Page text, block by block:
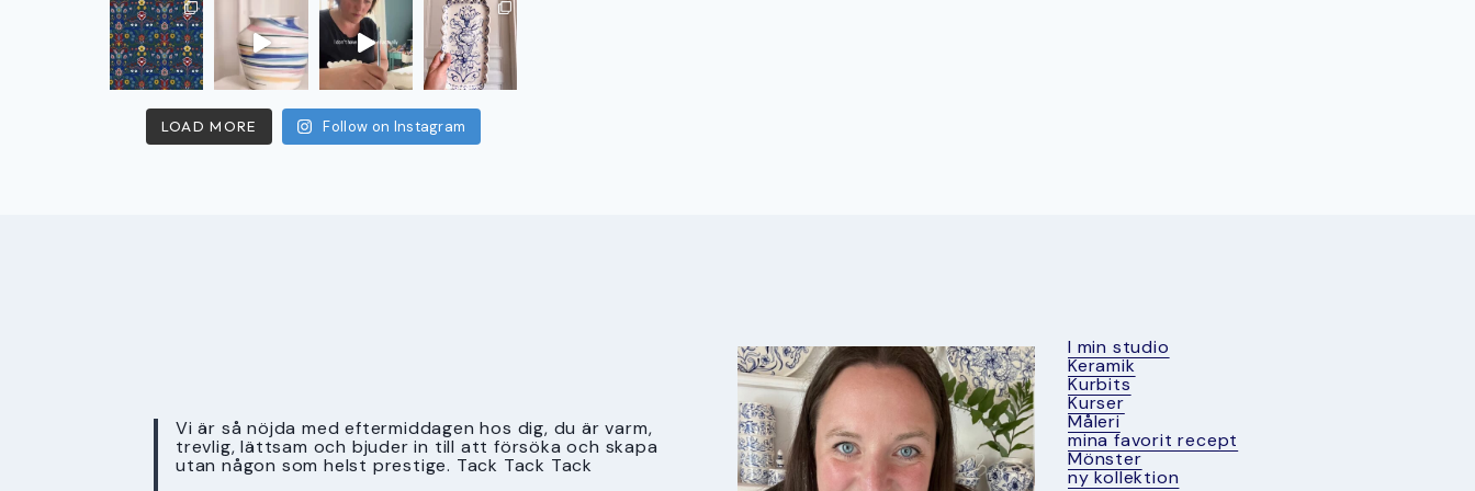
LOAD MORE Follow on Instagram
Vi är så nöjda med eftermiddagen hos dig, du är varm,
trevlig, lättsam och bjuder in till att försöka och skapa
utan någon som helst prestige. Tack Tack Tack
I min studio
Keramik
Kurbits
Kurser
Måleri
mina favorit recept
Mönster
ny kollektion